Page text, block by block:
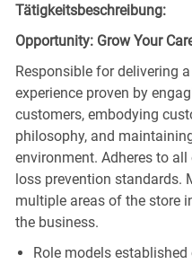
Tätigkeitsbeschreibung:
Opportunity: Grow Your
Responsible for delivering
experience proven by
customers, embodying
philosophy, and
environment. Adheres to
loss prevention standards.
multiple areas of the store
the business.
Role models